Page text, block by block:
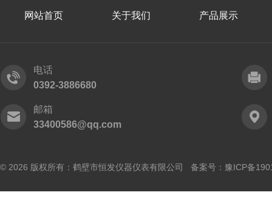
网站首页 关于我们 产品展示
电话
0392-3886680
邮箱
33400586@qq.com
© 2026 版权所有：鹤壁市恒发仪器仪表有限公司 备案号： 豫ICP备